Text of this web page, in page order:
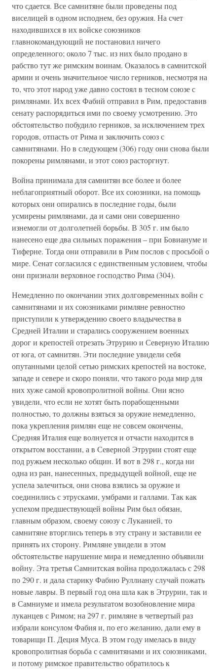
что сдается. Все самнитяне были проведены под
виселицей в одном исподнем, без оружия. На счет
находившихся в их войске союзников
главнокомандующий не постановил ничего
определенного; около 7 тыс. из них было продано в
рабство тут же римским воинам. Оказалось в самнитской
армии и очень значительное число герников, несмотря на
то, что этот народ уже давно состоял в тесном союзе с
римлянами. Их всех Фабий отправил в Рим, предоставив
сенату распорядиться ими по своему усмотрению. Это
обстоятельство побудило герников, за исключением трех
городов, отпасть от Рима и заключить союз с
самнитянами. Но в следующем (306) году они снова были
покорены римлянами, и этот союз расторгнут.
Война принимала для самнитян все более и более
неблагоприятный оборот. Все их союзники, на помощь
которых они опирались в последние годы, были
усмирены римлянами, да и сами они совершенно
изнемогли от долголетней борьбы. В 305 г. им было
нанесено еще два сильных поражения – при Бовиануме и
Тиферне. Тогда они отправили в Рим послов с просьбой о
мире. Сенат согласился с единственным условием, чтобы
они признали верховное господство Рима (304).
Немедленно по окончании этих долговременных войн с
самнитянами и их союзниками римляне ревностно
приступили к утверждению своего владычества в
Средней Италии и старались сооружением военных
дорог и крепостей отрезать Этрурию и Северную Италию
от юга, от самнитян. Эти последние увидели себя
опутанными целой сетью римских крепостей на востоке,
западе и севере и скоро поняли, что такого рода мир для
них хуже самой кровопролитной войны. Они ясно
увидели, что если не хотят быть порабощенными
полностью, то должны взяться за оружие немедленно,
пока укрепления римлян еще не совсем окончены,
Средняя Италия еще волнуется и отчасти находится в
открытом восстании, а в Северной Этрурии стоят еще
под ружьем несколько общин. И вот в 298 г., когда ни
одна из ран, нанесенных, предыдущей войной, еще не
успела залечиться, они снова взялись за оружие и
соединились с этрусками, умбрами и галлами. Так как
успехом предшествующей войны Рим был обязан,
главным образом, своему союзу с Луканией, то
самнитяне вторглись теперь в эту страну и заставили ее
принять их сторону. Римляне увидели в этом
обстоятельстве нарушение мира и немедленно объявили
войну. Эта третья Самнитская война продолжалась с 298
по 290 г. и дала старику Фабию Руллиану случай пожать
новые лавры. В первый год она шла как в Этрурии, так и
в Самниуме и имела результатом возобновление мира
луканцев с Римом; на 297 г. римляне в четвертый раз
избрали консулом Фабия и, по его желанию, дали ему в
товарищи П. Деция Муса. В этом году имелась в виду
кровопролитная борьба с самнитянами и их союзниками,
и потому римское правительство обратилось к